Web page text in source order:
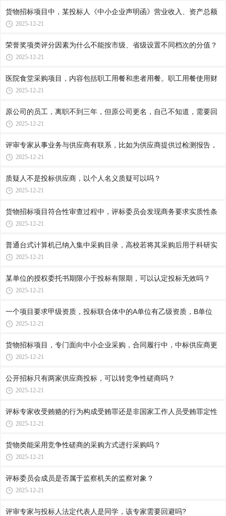
货物招标项目中，某投标人《中小企业声明函》营业收入、资产总额
2025-12-21
荣誉奖项类评分因素为什么不能按市级、省级设置不同档次的分值？
2025-12-21
医院食堂采购项目，内容包括职工用餐和患者用餐。职工用餐使用财
2025-12-21
原公司的员工，离职不到三年，但原公司更名，自己不知道，需要回
2025-12-21
评审专家从事业务与供应商有联系，比如为供应商提供过检测报告，
2025-12-21
质疑人不是投标供应商，以个人名义质疑可以吗？
2025-12-21
货物招标项目符合性审查过程中，评标委员会发现商务要求实质性条
2025-12-21
普通台式计算机已纳入集中采购目录，高校若将其采购后用于科研实
2025-12-21
某单位的授权委托书期限小于投标有限期，可以认定投标无效吗？
2025-12-21
一个项目要求甲级资质，投标联合体中的A单位有乙级资质，B单位
2025-12-21
货物招标项目，专门面向中小企业采购，合同履行中，中标供应商更
2025-12-21
公开招标只有两家供应商投标，可以转竞争性磋商吗？
2025-12-21
评标专家收受贿赂的行为构成受贿罪还是非国家工作人员受贿罪定性
2025-12-21
货物类能采用竞争性磋商的采购方式进行采购吗？
2025-12-21
评标委员会成员是否属于监察机关的监察对象？
2025-12-21
评审专家与投标人法定代表人是同学，该专家需要回避吗?